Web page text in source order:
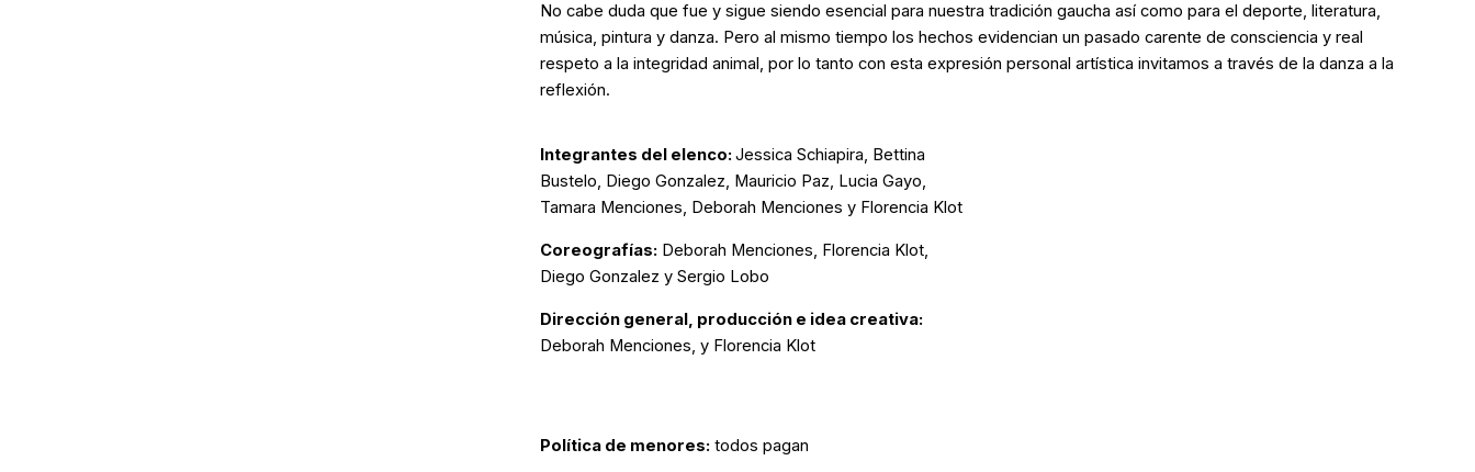
No cabe duda que fue y sigue siendo esencial para nuestra tradición gaucha así como para el deporte, literatura,
música, pintura y danza. Pero al mismo tiempo los hechos evidencian un pasado carente de consciencia y real
respeto a la integridad animal, por lo tanto con esta expresión personal artística invitamos a través de la danza a la
reflexión.
Integrantes del elenco: Jessica Schiapira, Bettina
Bustelo, Diego Gonzalez, Mauricio Paz, Lucia Gayo,
Tamara Menciones, Deborah Menciones y Florencia Klot
Coreografías: Deborah Menciones, Florencia Klot,
Diego Gonzalez y Sergio Lobo
Dirección general, producción e idea creativa:
Deborah Menciones, y Florencia Klot
Política de menores: todos pagan